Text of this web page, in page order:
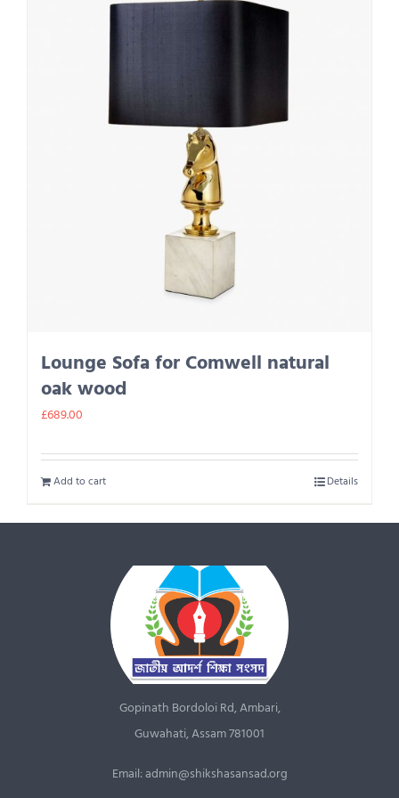
Lounge Sofa for Comwell natural
oak wood
£689.00
Add to cart Details
Gopinath Bordoloi Rd, Ambari,
Guwahati, Assam 781001
Email: admin@shikshasansad.org